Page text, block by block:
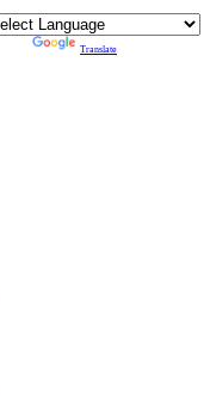
Translate